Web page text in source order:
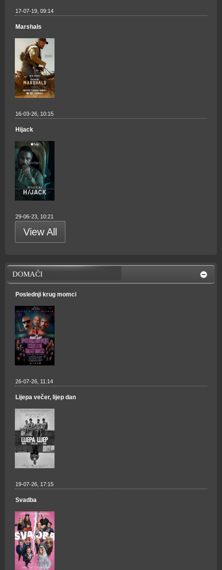
17-07-19, 09:14
Marshals
16-03-26, 10:15
Hijack
29-06-23, 10:21
View All
DOMAĆI
Poslednji krug momci
26-07-26, 11:14
Lijepa večer, lijep dan
19-07-26, 17:15
Svadba